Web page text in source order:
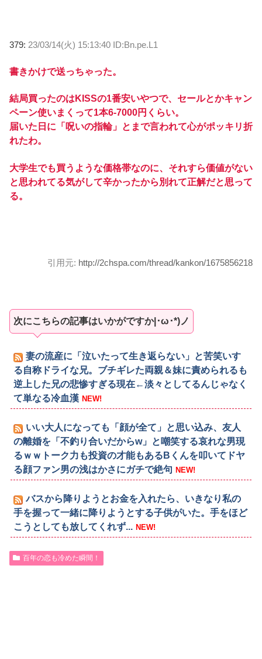
379: 23/03/14(火) 15:13:40 ID:Bn.pe.L1
書きかけで送っちゃった。
結局買ったのはKISSの1番安いやつで、セールとかキャン
ペーン使いまくって1本6-7000円くらい。
届いた日に「呪いの指輪」とまで言われて心がポッキリ折
れたわ。
大学生でも買うような価格帯なのに、それすら価値がない
と思われてる気がして辛かったから別れて正解だと思って
る。
引用元: http://2chspa.com/thread/kankon/1675856218
次にこちらの記事はいかがですか|･ω･*)ノ
妻の流産に「泣いたって生き返らない」と苦笑いす
る自称ドライな兄。ブチギレた両親＆妹に責められるも
逆上した兄の悲惨すぎる現在←淡々としてるんじゃなく
て単なる冷血漢 NEW!
いい大人になっても「顔が全て」と思い込み、友人
の離婚を「不釣り合いだからw」と嘲笑する哀れな男現
るｗｗトーク力も投資の才能もあるBくんを叩いてドヤ
る顔ファン男の浅はかさにガチで絶句 NEW!
バスから降りようとお金を入れたら、いきなり私の
手を握って一緒に降りようとする子供がいた。手をほど
こうとしても放してくれず... NEW!
百年の恋も冷めた瞬間！